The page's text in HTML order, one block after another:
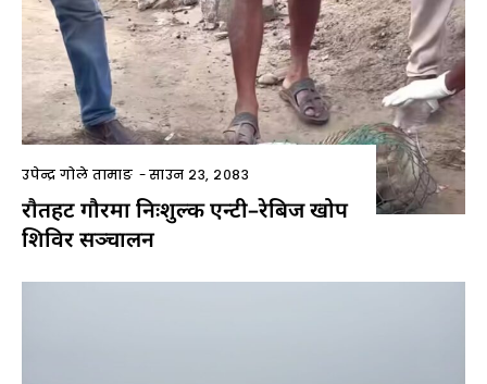
उपेन्द्र गोले तामाङ -साउन २३, २०८३
राैतहट गौरमा निःशुल्क एन्टी–रेबिज खोप
शिविर सञ्चालन